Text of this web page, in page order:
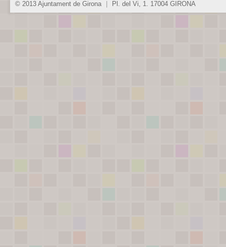
© 2013 Ajuntament de Girona Pl. del Vi, 1. 17004 GIRONA